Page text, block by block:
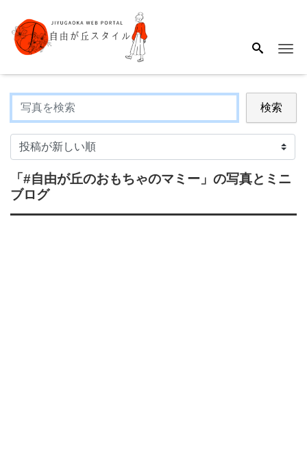
検索
「#自由が丘のおもちゃのマミー」 の写真とミニ
ブログ